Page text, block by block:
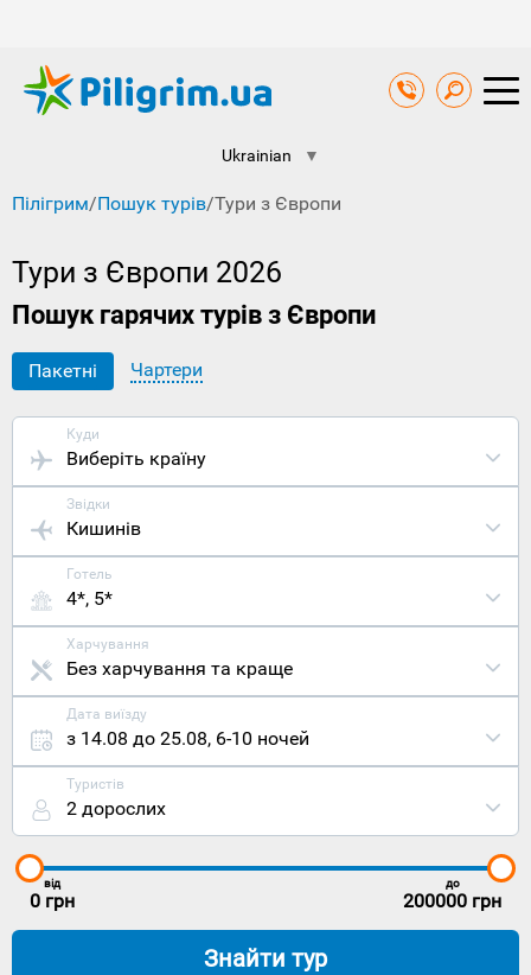
Ukrainian ▼
Пілігрим/Пошук турів/Тури з Європи
Тури з Європи 2026
Пошук гарячих турів з Європи
Пакетні Чартери
Куди
Виберіть країну
Звідки
Кишинів
Готель
4*, 5*
Харчування
Без харчування та краще
Дата виїзду
з 14.08 до 25.08, 6-10 ночей
Туристів
2 дорослих
від
0 грн
до
200000 грн
Знайти тур